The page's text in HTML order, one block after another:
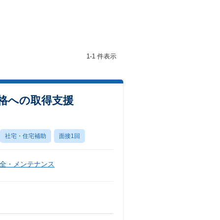
1-1 件表示
への取得支援
社宅・住宅補助 面接1回
・メンテナンス